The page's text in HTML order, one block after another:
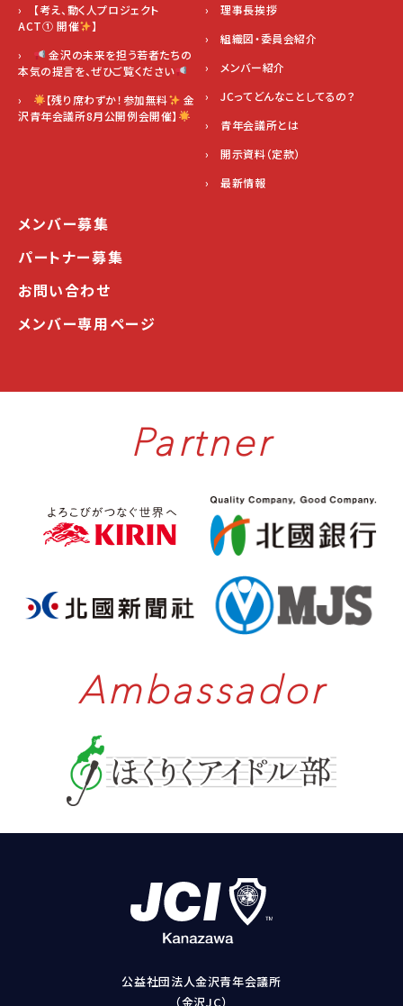
› 【考え、動く人プロジェクト
ACT① 開催
】
›
金沢の未来を担う若者たちの
本気の提言を、ぜひご覧ください
›
【残り席わずか！参加無料
金
沢青年会議所8月公開例会開催】
› 理事長挨拶
› 組織図・委員会紹介
› メンバー紹介
› JCってどんなことしてるの？
› 青年会議所とは
› 開示資料（定款）
› 最新情報
メンバー募集
パートナー募集
お問い合わせ
メンバー専用ページ
Partner
Ambassador
公益社団法人金沢青年会議所
（金沢JC）